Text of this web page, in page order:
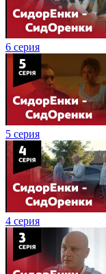
6 серия
5 серия
4 серия